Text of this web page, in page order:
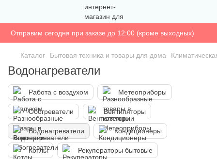
Отправим сегодня при заказе до 12:00 (кроме выходных)
Каталог Бытовая техника и товары для дома
Водонагреватели
Работа с воздухом Метеоприборы
Обогреватели Вентиляторы
Водонагреватели Кондиционеры
Котлы Рекуператоры бытовые